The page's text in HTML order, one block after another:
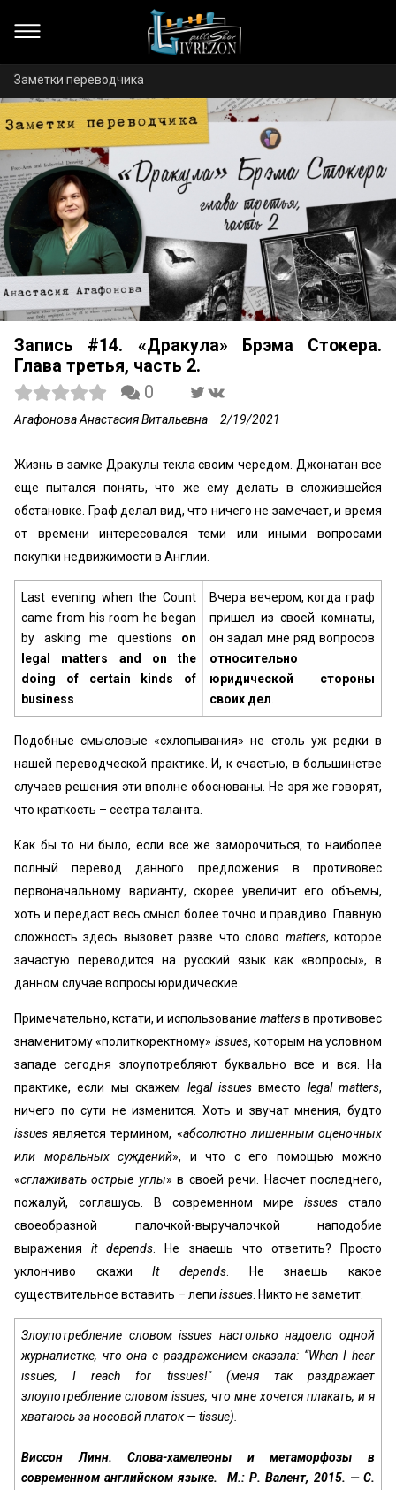
Заметки переводчика
Запись #14. «Дракула» Брэма Стокера.
Глава третья, часть 2.
0
Агафонова Анастасия Витальевна 2/19/2021
Жизнь в замке Дракулы текла своим чередом. Джонатан все
еще пытался понять, что же ему делать в сложившейся
обстановке. Граф делал вид, что ничего не замечает, и время
от времени интересовался теми или иными вопросами
покупки недвижимости в Англии.
Last evening when the Count
came from his room he began
by asking me questions on
legal matters
and on the
doing of certain kinds of
business
Вчера вечером, когда граф
пришел из своей комнаты,
он задал мне ряд вопросов
относительно
юридической стороны
своих дел
Подобные смысловые «схлопывания» не столь уж редки в
нашей переводческой практике. И, к счастью, в большинстве
случаев решения эти вполне обоснованы. Не зря же говорят,
что краткость – сестра таланта.
Как бы то ни было, если все же заморочиться, то наиболее
полный перевод данного предложения в противовес
первоначальному варианту, скорее увеличит его объемы,
хоть и передаст весь смысл более точно и правдиво. Главную
сложность здесь вызовет разве что слово matters, которое
зачастую переводится на русский язык как «вопросы», в
данном случае вопросы юридические.
Примечательно, кстати, и использование mattersв противовес
знаменитому «политкоректному» issues, которым на условном
западе сегодня злоупотребляют буквально все и вся. На
практике, если мы скажем legal issuesвместо legal matters,
ничего по сути не изменится. Хоть и звучат мнения, будто
issues является термином, «абсолютно лишенным оценочных
или моральных суждений», и что с его помощью можно
«сглаживать острые углы» в своей речи. Насчет последнего,
пожалуй, соглашусь. В современном мире issues стало
своеобразной палочкой-выручалочкой наподобие
выраженияit depends . Не знаешь что ответить? Просто
уклончиво скажиIt depends . Не знаешь какое
существительное вставить – лепи issues . Никто не заметит.
Злоупотребление словом іѕѕuеѕ настолько надоело одной
журналистке, что она с раздражением сказала: “When I hear
issues, I rеасh fоr tissues!" (меня так раздражает
злоупотребление словом іѕѕuеѕ, что мне хочется плакать, и я
хватаюсь за носовой платок — tissue).
Виссон Линн. Слова-хамелеоны и метаморфозы в
современном английском языке.  М.: Р. Валент, 2015. — С.